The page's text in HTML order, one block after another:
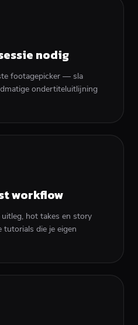
nodig
footagepicker — sla
ondertiteluitlijning
workflow
hot takes en story
die je eigen